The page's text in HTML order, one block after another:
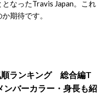
なったTravis Japan。これ
期待です。
順ランキング 総合編T
バーカラー・身長も紹